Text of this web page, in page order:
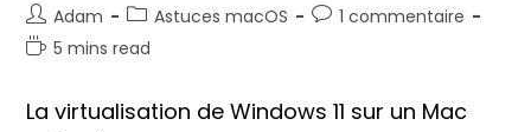
Auteur/autrice
de
la
Adam
Post
category:
Astuces macOS
Commentaires
1 commentaire
Temps5 mins read
La virtualisation de Windows 11 sur un Mac